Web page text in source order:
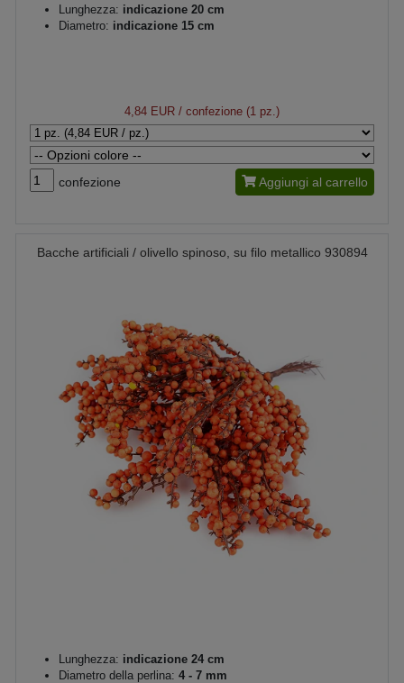
Lunghezza: indicazione 20 cm
Diametro: indicazione 15 cm
4,84 EUR / confezione (1 pz.)
confezione Aggiungi al carrello
Bacche artificiali / olivello spinoso, su filo metallico 930894
Lunghezza: indicazione 24 cm
Diametro della perlina: 4 - 7 mm